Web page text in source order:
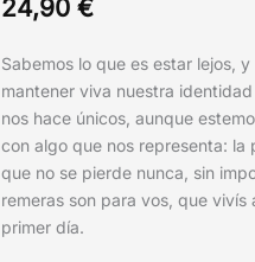
24,90 €
Sabemos lo que es estar lejos,
mantener viva nuestra
nos hace únicos, aunque
con algo que nos representa: la
que no se pierde nunca, sin
remeras son para vos, que
primer día.